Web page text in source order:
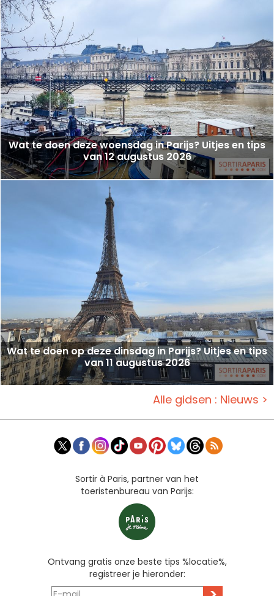
Wat te doen deze woensdag in Parijs? Uitjes en tips
van 12 augustus 2026
Wat te doen op deze dinsdag in Parijs? Uitjes en tips
van 11 augustus 2026
Alle gidsen : Nieuws >
Sortir à Paris, partner van het
toeristenbureau van Parijs:
Ontvang gratis onze beste tips %locatie%,
registreer je hieronder: